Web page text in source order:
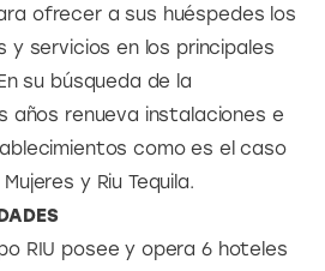
ofrecer a sus huéspedes los
y servicios en los principales
su búsqueda de la
años renueva instalaciones e
como es el caso
y Riu Tequila.
RIU posee y opera 6 hoteles